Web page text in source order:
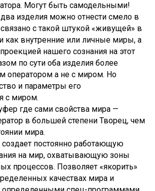
Могут быть самодельными!
изделия можно отнести смело в
с такой штукой «живущей» в
как внутренние или личные миры, а
нашего сознания на этот
по сути оба изделия более
оператором а не с миром. Но
и параметры его
с миром.
где сами свойства мира —
в большей степени Творец, чем
мира.
создает постоянно работающую
на мир, охватывающую зоны
процессов. Позволяет «якорить»
качествах мира и